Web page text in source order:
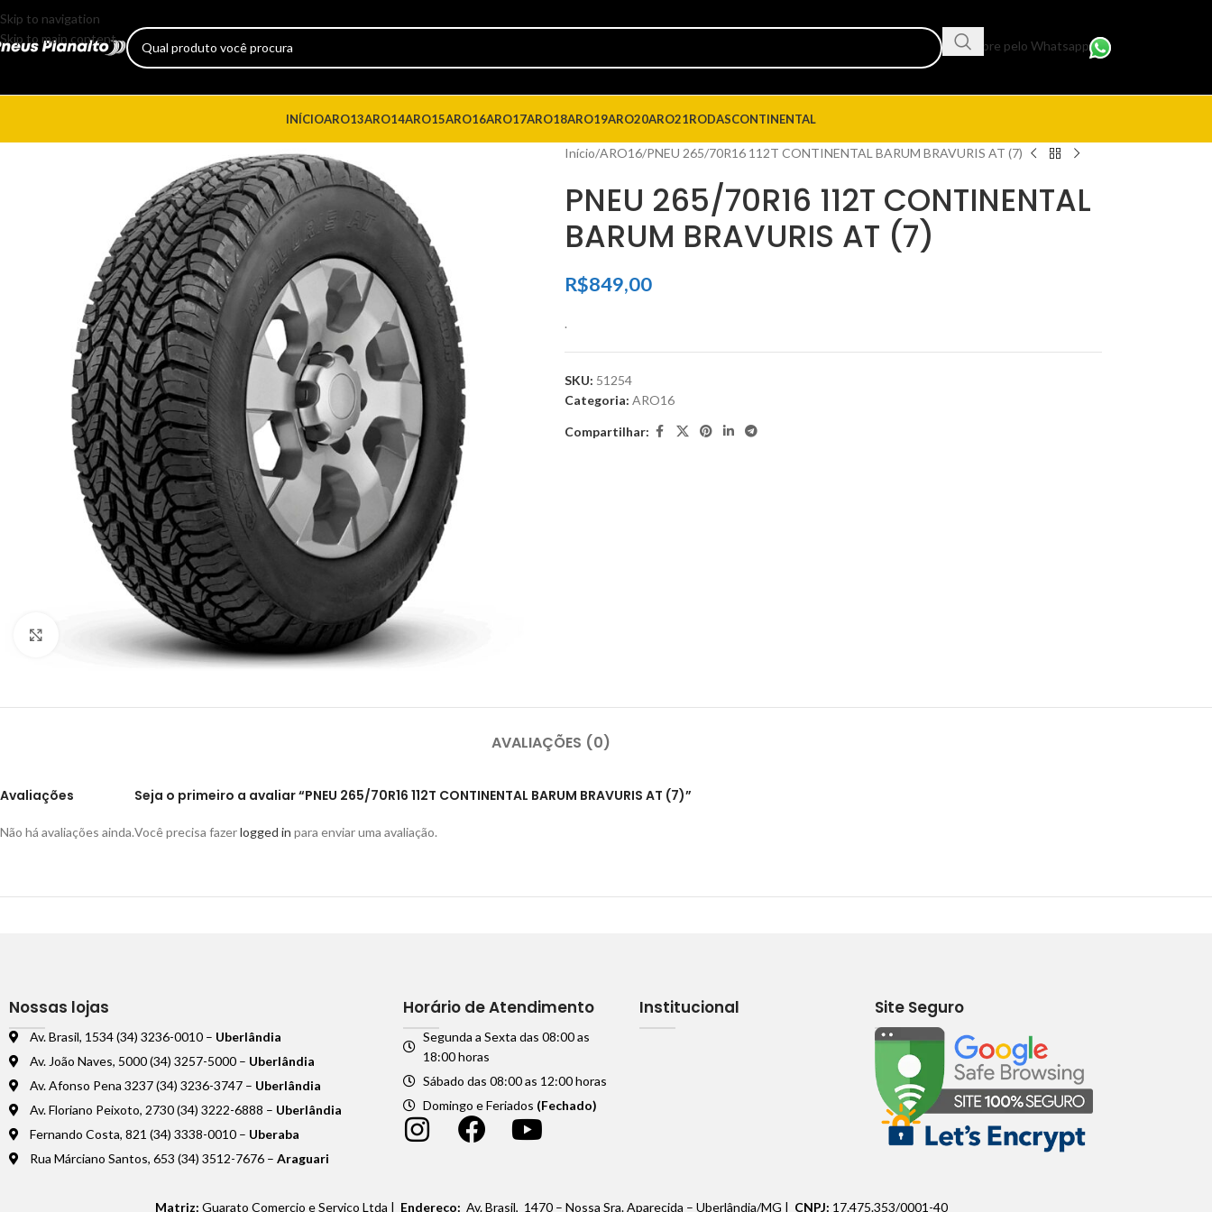
Skip to navigation
Skip to main content
Compre pelo Whatsapp
INÍCIOARO13ARO14ARO15ARO16ARO17ARO18ARO19ARO20ARO21RODASCONTINENTAL
Clique para ampliar
Início ARO16 PNEU 265/70R16 112T CONTINENTAL BARUM BRAVURIS AT (7)
PNEU 265/70R16 112T CONTINENTAL
BARUM BRAVURIS AT (7)
R$849,00
.
SKU: 51254
Categoria: ARO16
Compartilhar:
AVALIAÇÕES (0)
Avaliações
Não há avaliações ainda.
Seja o primeiro a avaliar “PNEU 265/70R16 112T CONTINENTAL BARUM BRAVURIS AT (7)”
Você precisa fazerlogged in para enviar uma avaliação.
Nossas lojas
Av. Brasil, 1534 (34) 3236-0010 – Uberlândia
Av. João Naves, 5000 (34) 3257-5000 – Uberlândia
Av. Afonso Pena 3237 (34) 3236-3747 – Uberlândia
Av. Floriano Peixoto, 2730 (34) 3222-6888 – Uberlândia
Fernando Costa, 821 (34) 3338-0010 – Uberaba
Rua Márciano Santos, 653 (34) 3512-7676 – Araguari
Horário de Atendimento
Segunda a Sexta das 08:00 as
18:00 horas
Sábado das 08:00 as 12:00 horas
Domingo e Feriados (Fechado)
Institucional Site Seguro
Matriz: Guarato Comercio e Serviço Ltda | Endereço: Av. Brasil, 1470 – Nossa Sra. Aparecida – Uberlândia/MG | CNPJ: 17.475.353/0001-40